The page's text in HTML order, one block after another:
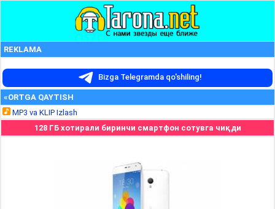
REKLAMA
Bizga Telegramda qo'shiling!
«ORTGA QAYTISH
MP3 va KLIP Izlash
128 ГБ хотирали биринчи смартфон сотувга чиқди